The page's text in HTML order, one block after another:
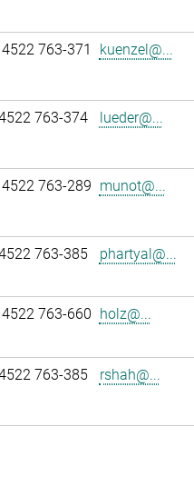
763-371 kuenzel@...
763-374 lueder@...
763-289 munot@...
763-385 phartyal@...
763-660 holz@...
763-385 rshah@...